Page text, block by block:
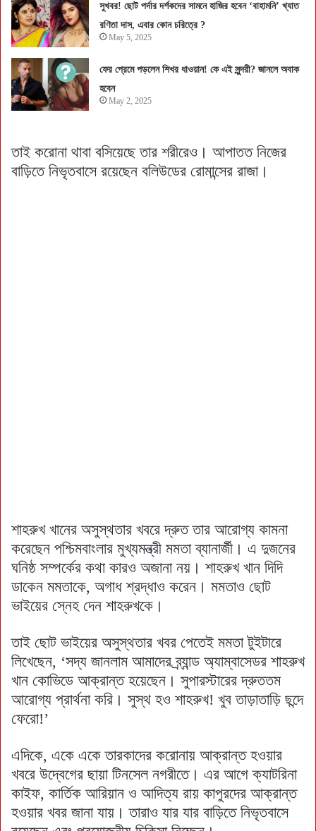
সুখবর! ছোট পর্দার দর্শকদের সামনে হাজির হবেন ‘বাহামনি’ খ্যাত
রণিতা দাস, এবার কোন চরিত্রে ?
May 5, 2025
ফের প্রেমে পড়লেন শিখর ধাওয়ান! কে এই সুন্দরী? জানলে অবাক
হবেন
May 2, 2025
তাই করোনা থাবা বসিয়েছে তার শরীরেও। আপাতত নিজের
বাড়িতে নিভৃতবাসে রয়েছেন বলিউডের রোমান্সের রাজা।
শাহরুখ খানের অসুস্থতার খবরে দ্রুত তার আরোগ্য কামনা
করেছেন পশ্চিমবাংলার মুখ্যমন্ত্রী মমতা ব্যানার্জী। এ দুজনের
ঘনিষ্ঠ সম্পর্কের কথা কারও অজানা নয়। শাহরুখ খান দিদি
ডাকেন মমতাকে, অগাধ শ্রদ্ধাও করেন। মমতাও ছোট
ভাইয়ের স্নেহ দেন শাহরুখকে।
তাই ছোট ভাইয়ের অসুস্থতার খবর পেতেই মমতা টুইটারে
লিখেছেন, ‘সদ্য জানলাম আমাদের ব্র্যান্ড অ্যাম্বাসেডর শাহরুখ
খান কোভিডে আক্রান্ত হয়েছেন। সুপারস্টারের দ্রুততম
আরোগ্য প্রার্থনা করি। সুস্থ হও শাহরুখ! খুব তাড়াতাড়ি ছন্দে
ফেরো!’
এদিকে, একে একে তারকাদের করোনায় আক্রান্ত হওয়ার
খবরে উদ্বেগের ছায়া টিনসেল নগরীতে। এর আগে ক্যাটরিনা
কাইফ, কার্তিক আরিয়ান ও আদিত্য রায় কাপুরদের আক্রান্ত
হওয়ার খবর জানা যায়। তারাও যার যার বাড়িতে নিভৃতবাসে